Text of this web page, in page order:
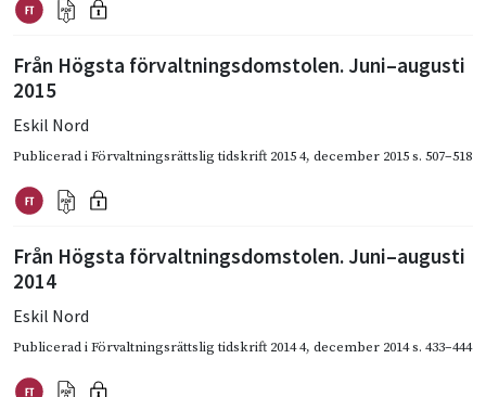
Från Högsta förvaltningsdomstolen. Juni–augusti
2015
Eskil Nord
Publicerad iFörvaltningsrättslig tidskrift 2015 4, december 2015s. 507–518
Från Högsta förvaltningsdomstolen. Juni–augusti
2014
Eskil Nord
Publicerad iFörvaltningsrättslig tidskrift 2014 4, december 2014s. 433–444